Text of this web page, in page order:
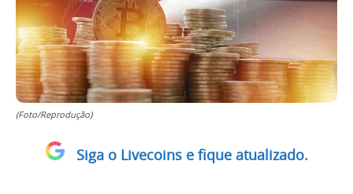
(Foto/Reprodução)
Siga o Livecoins e fique atualizado.